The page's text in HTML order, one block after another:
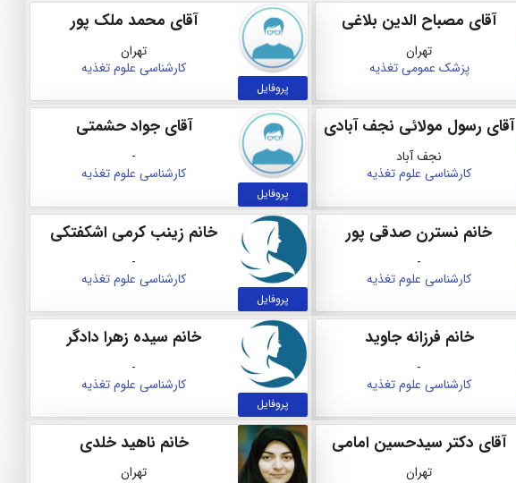
آقای مصباح الدین بلاغی
تهران
پزشک عمومیتغذیه
پروفایل
آقای محمد ملک پور
تهران
کارشناسی علوم تغذیه
آقای رسول مولائی نجف آبادی
نجف آباد
کارشناسی علوم تغذیه
پروفایل
آقای جواد حشمتی
-
کارشناسی علوم تغذیه
خانم نسترن صدقی پور
-
کارشناسی علوم تغذیه
پروفایل
خانم زینب کرمی اشکفتکی
-
کارشناسی علوم تغذیه
خانم فرزانه جاوید
-
کارشناسی علوم تغذیه
پروفایل
خانم سیده زهرا دادگر
-
کارشناسی علوم تغذیه
آقای دکتر سیدحسین امامی
تهران
خانم ناهید خلدی
تهران